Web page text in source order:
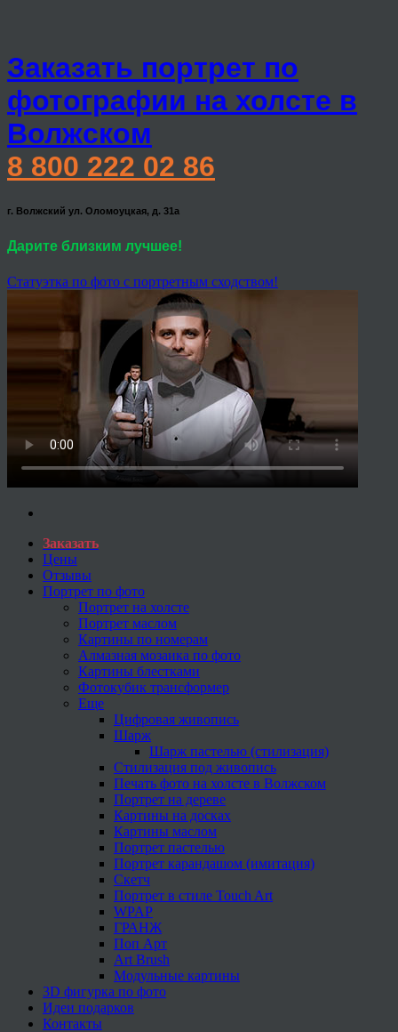
Заказать портрет по
фотографии на холсте в
Волжском
8 800 222 02 86
г. Волжский ул. Оломоуцкая, д. 31а
Дарите близким лучшее!
Статуэтка по фото с портретным сходством!
Заказать
Цены
Отзывы
Портрет по фото
Портрет на холсте
Портрет маслом
Картины по номерам
Алмазная мозаика по фото
Картины блестками
Фотокубик трансформер
Еще
Цифровая живопись
Шарж
Шарж пастелью (стилизация)
Стилизация под живопись
Печать фото на холсте в Волжском
Портрет на дереве
Картины на досках
Картины маслом
Портрет пастелью
Портрет карандашом (имитация)
Скетч
Портрет в стиле Touch Art
WPAP
ГРАНЖ
Поп Арт
Art Brush
Модульные картины
3D фигурка по фото
Идеи подарков
Контакты